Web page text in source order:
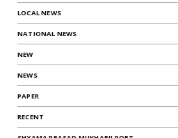
LOCAL NEWS
NATIONAL NEWS
NEW
NEWS
PAPER
RECENT